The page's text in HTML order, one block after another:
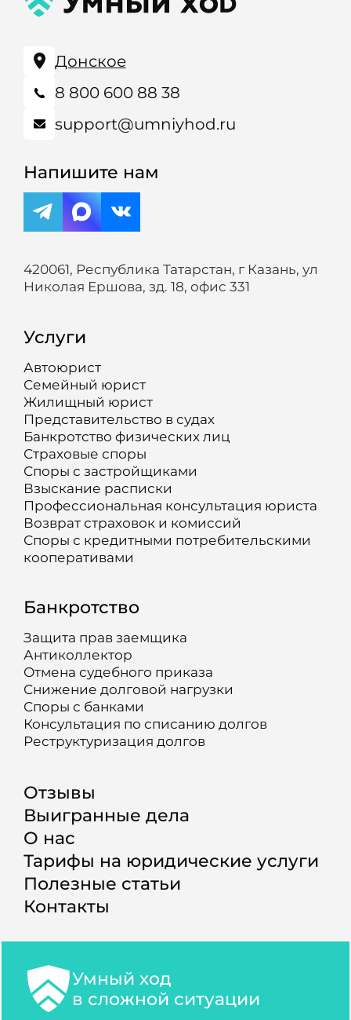
Донское
8 800 600 88 38
support@umniyhod.ru
Напишите нам
420061, Республика Татарстан, г Казань, ул
Николая Ершова, зд. 18, офис 331
Услуги
Автоюрист
Семейный юрист
Жилищный юрист
Представительство в судах
Банкротство физических лиц
Страховые споры
Споры с застройщиками
Взыскание расписки
Профессиональная консультация юриста
Возврат страховок и комиссий
Споры с кредитными потребительскими
кооперативами
Банкротство
Защита прав заемщика
Антиколлектор
Отмена судебного приказа
Снижение долговой нагрузки
Споры с банками
Консультация по списанию долгов
Реструктуризация долгов
Отзывы
Выигранные дела
О нас
Тарифы на юридические услуги
Полезные статьи
Контакты
Умный ход
в сложной ситуации